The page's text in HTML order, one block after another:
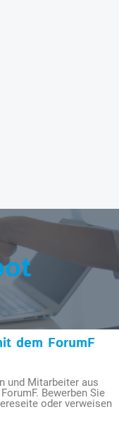
dem ForumF
und Mitarbeiter aus
Bewerben Sie
oder verweisen